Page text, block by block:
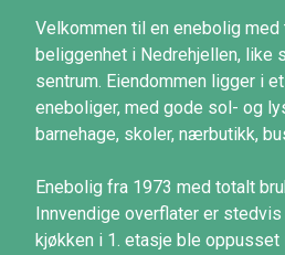
Velkommen til en enebolig
beliggenhet i Nedrehjellen, like
sentrum. Eiendommen ligger i
eneboliger, med gode sol- og
barnehage, skoler, nærbutikk,
Enebolig fra 1973 med totalt
Innvendige overflater er
kjøkken i 1. etasje ble